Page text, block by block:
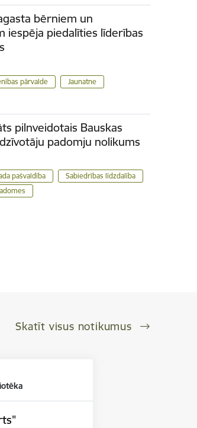
bērniem un
iespēja piedalīties līderības
pārvalde
Jaunatne
pilnveidotais Bauskas
padomju nolikums
pašvaldība
Sabiedrības līdzdalība
Skatīt visus notikumus